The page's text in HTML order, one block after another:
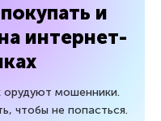
и
интернет-
орудуют мошенники.
чтобы не попасться.